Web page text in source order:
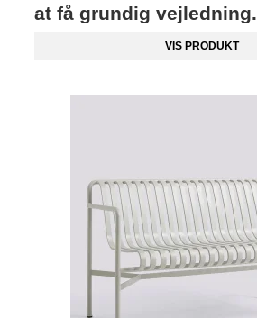
at få grundig vejledning.
VIS PRODUKT